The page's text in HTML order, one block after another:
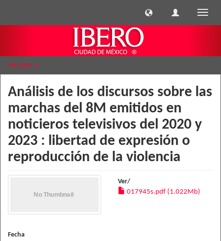
Ver ítem
Análisis de los discursos sobre las
marchas del 8M emitidos en
noticieros televisivos del 2020 y
2023 : libertad de expresión o
reproducción de la violencia
Ver/
017945s.pdf (1.022Mb)
Fecha